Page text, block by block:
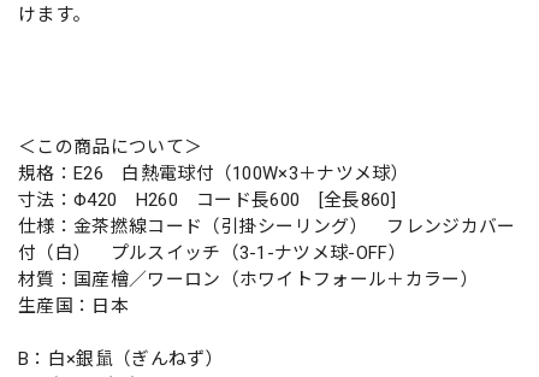
けます。
＜この商品について＞
規格：E26 白熱電球付（100W×3＋ナツメ球）
寸法：Φ420 H260 コード長600 [全長860]
仕様：金茶撚線コード（引掛シーリング） フレンジカバー
付（白） プルスイッチ（3-1-ナツメ球-OFF）
材質：国産檜／ワーロン（ホワイトフォール＋カラー）
生産国：日本
B：白×銀鼠（ぎんねず）